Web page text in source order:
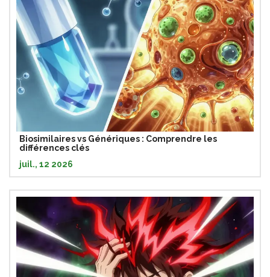
Biosimilaires vs Génériques : Comprendre les
différences clés
juil., 12 2026